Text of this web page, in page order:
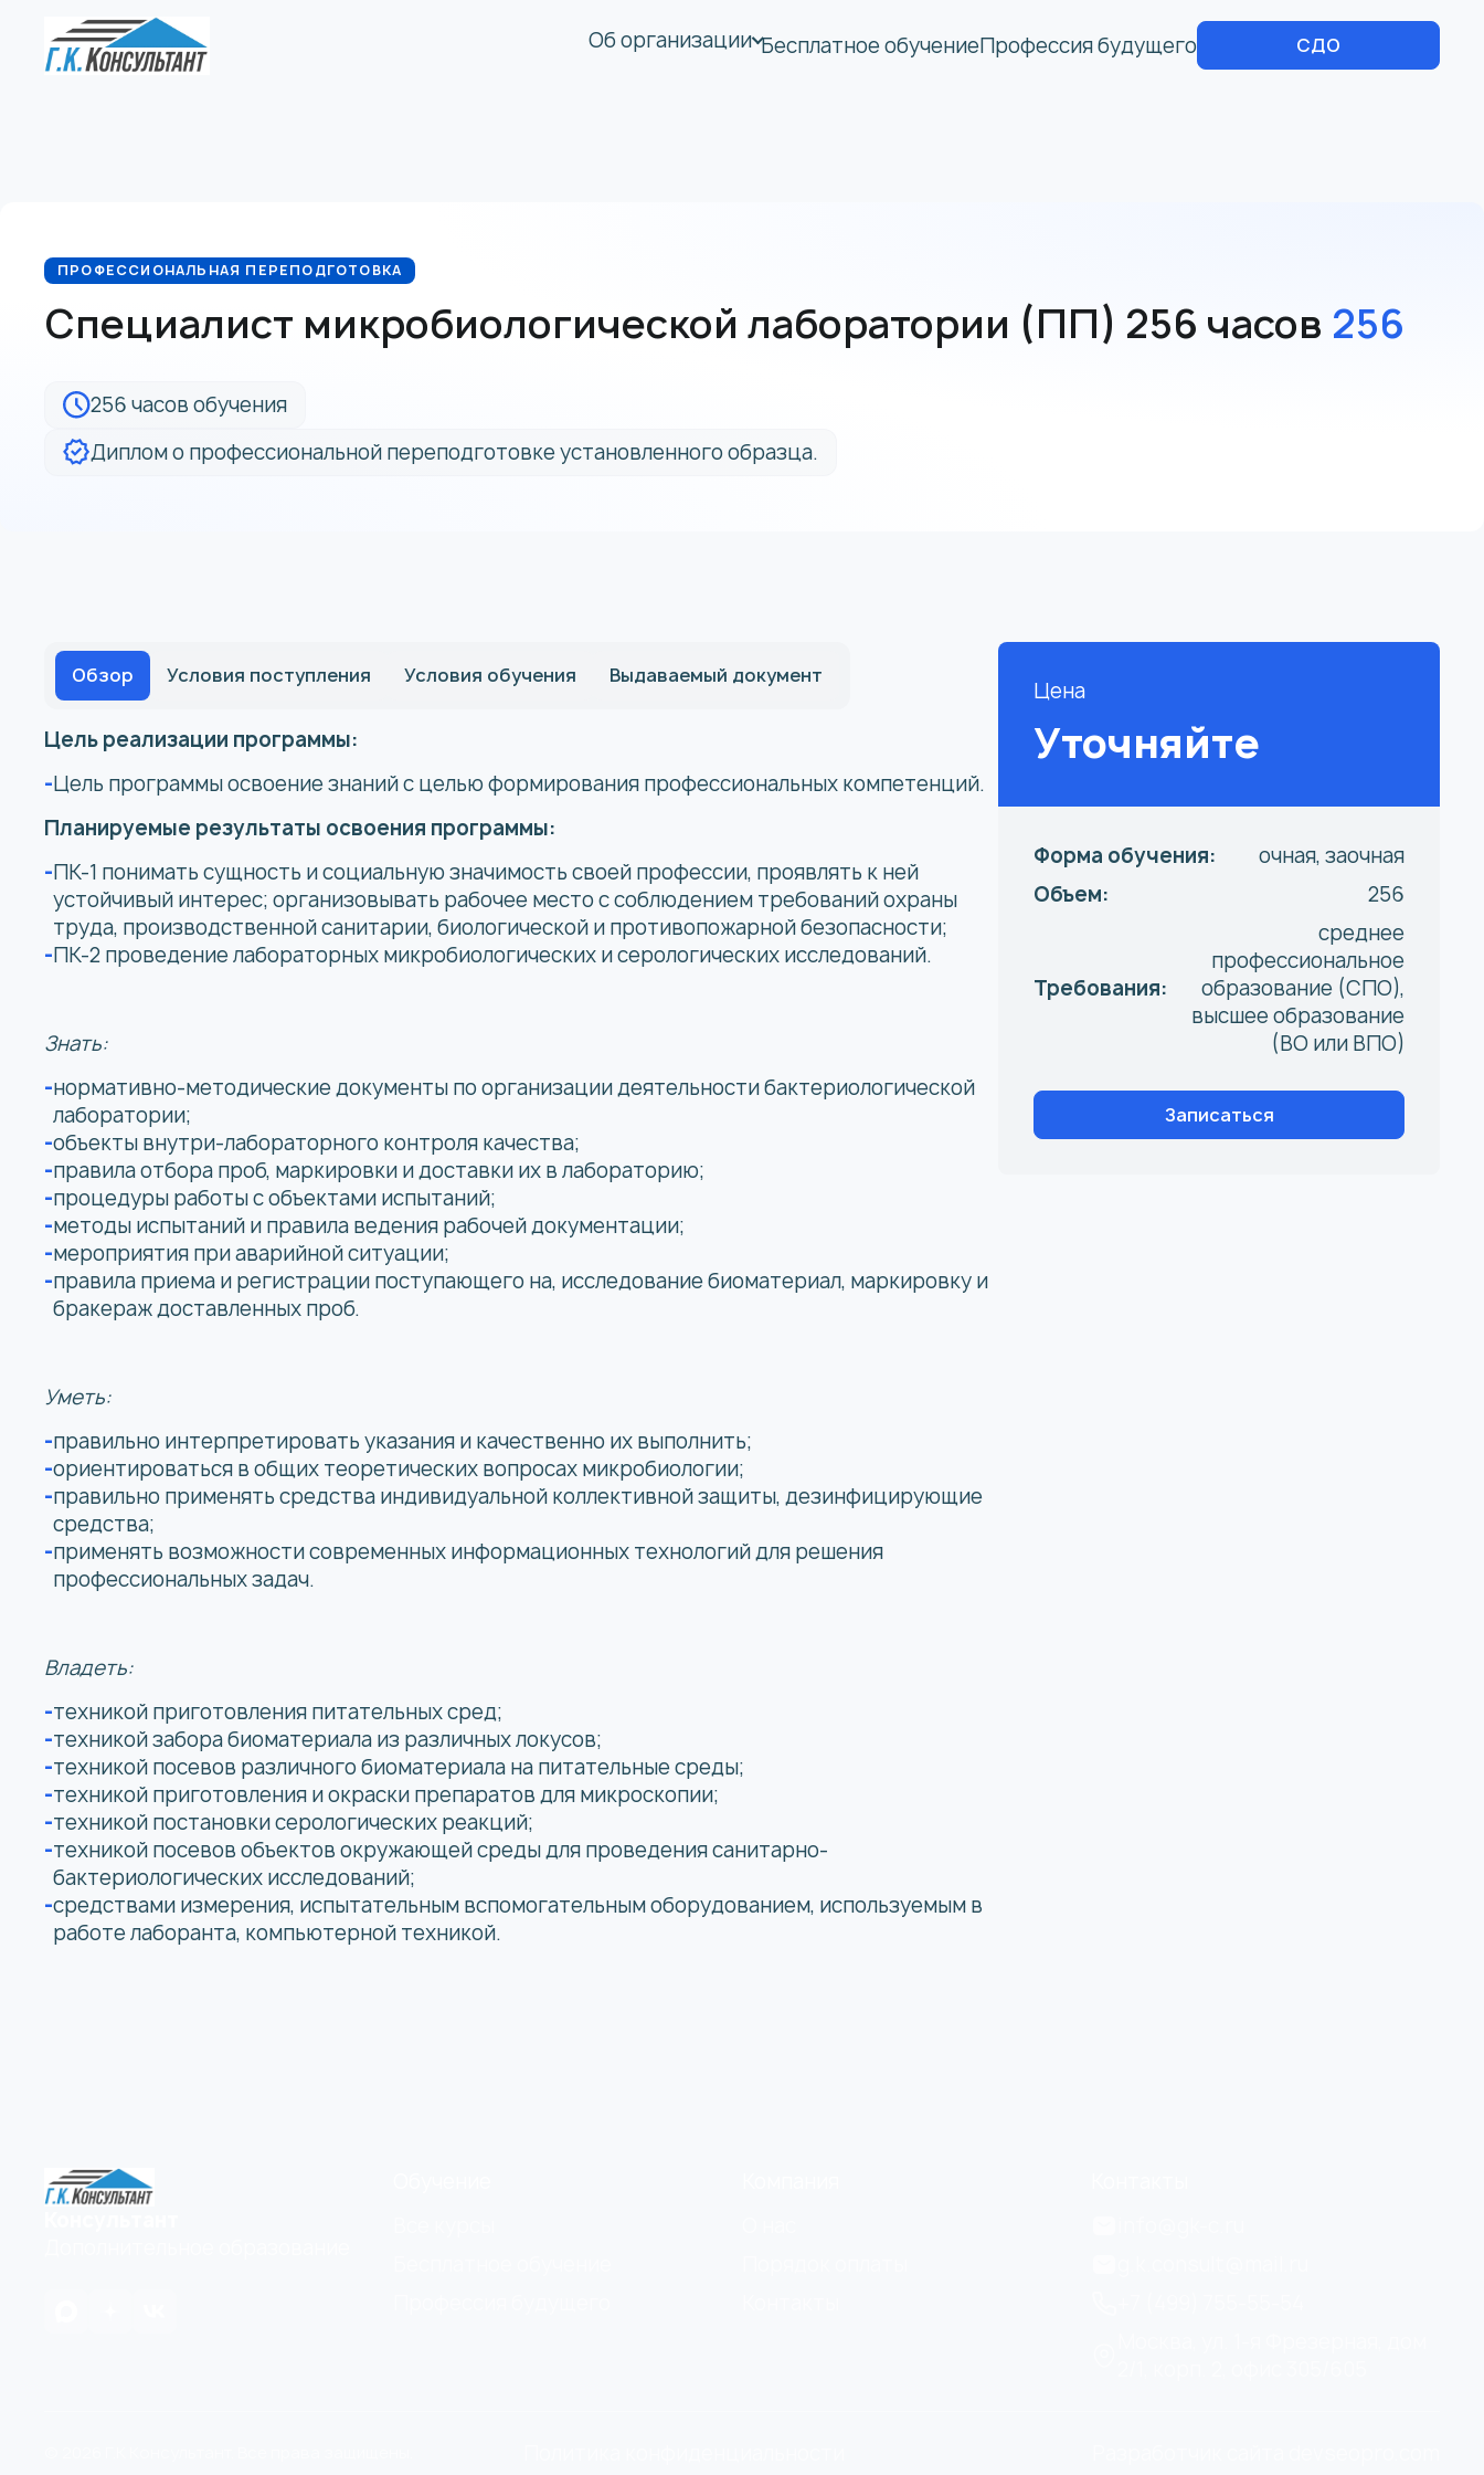
Об организации Бесплатное обучениеПрофессия будущего СДО
ПРОФЕССИОНАЛЬНАЯ ПЕРЕПОДГОТОВКА
Специалист микробиологической лаборатории (ПП) 256 часов 256
256 часов обучения
Диплом о профессиональной переподготовке установленного образца.
Обзор Условия поступления Условия обучения Выдаваемый документ
Цель реализации программы:
Цель программы освоение знаний с целью формирования профессиональных компетенций.
Планируемые результаты освоения программы:
ПК-1 понимать сущность и социальную значимость своей профессии, проявлять к ней
устойчивый интерес; организовывать рабочее место с соблюдением требований охраны
труда, производственной санитарии, биологической и противопожарной безопасности;
ПК-2 проведение лабораторных микробиологических и серологических исследований.
Знать:
нормативно-методические документы по организации деятельности бактериологической
лаборатории;
объекты внутри-лабораторного контроля качества;
правила отбора проб, маркировки и доставки их в лабораторию;
процедуры работы с объектами испытаний;
методы испытаний и правила ведения рабочей документации;
мероприятия при аварийной ситуации;
правила приема и регистрации поступающего на, исследование биоматериал, маркировку и
бракераж доставленных проб.
Уметь:
правильно интерпретировать указания и качественно их выполнить;
ориентироваться в общих теоретических вопросах микробиологии;
правильно применять средства индивидуальной коллективной защиты, дезинфицирующие
средства;
применять возможности современных информационных технологий для решения
профессиональных задач.
Владеть:
техникой приготовления питательных сред;
техникой забора биоматериала из различных локусов;
техникой посевов различного биоматериала на питательные среды;
техникой приготовления и окраски препаратов для микроскопии;
техникой постановки серологических реакций;
техникой посевов объектов окружающей среды для проведения санитарно-
бактериологических исследований;
средствами измерения, испытательным вспомогательным оборудованием, используемым в
работе лаборанта, компьютерной техникой.
Цена
Уточняйте
Форма обучения:
очная, заочная
Объем:
256
Требования:
среднее
профессиональное
образование (СПО),
высшее образование
(ВО или ВПО)
Записаться